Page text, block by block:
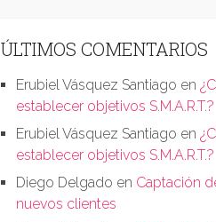
ÚLTIMOS COMENTARIOS
Erubiel Vásquez Santiago en
establecer objetivos S.M.A.R.T.?
Erubiel Vásquez Santiago en
establecer objetivos S.M.A.R.T.?
Diego Delgado en Captación
nuevos clientes